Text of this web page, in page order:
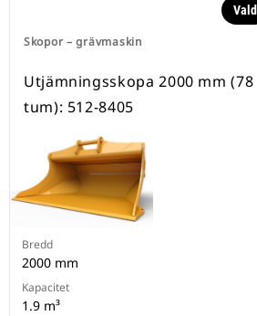
Skopor – grävmaskin
Vald
Utjämningsskopa 2000 mm (78
tum): 512-8405
Bredd
2000 mm
Kapacitet
1.9 m³